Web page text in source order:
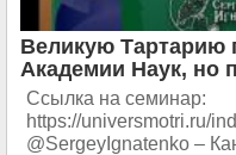
Великую Тартарию
Академии Наук, но
Ссылка на семинар:
https://universmotri.ru/
@SergeyIgnatenko –